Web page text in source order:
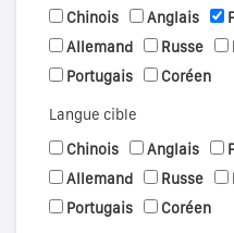
Chinois
Anglais
Allemand
Russe
Portugais
Coréen
Langue cible
Chinois
Anglais
Allemand
Russe
Portugais
Coréen